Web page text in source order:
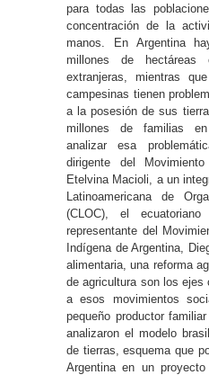
para todas las
concentración de la
manos. En Argentina
millones de
extranjeras, mientras
campesinas tienen
a la posesión de sus
millones de familias
analizar esa
dirigente del
Etelvina Macioli, a un
Latinoamericana de
(CLOC), el
representante del
Indígena de Argentina,
alimentaria, una reforma
de agricultura son los ejes
a esos movimientos
pequeño productor
analizaron el modelo
de tierras, esquema que
Argentina en un